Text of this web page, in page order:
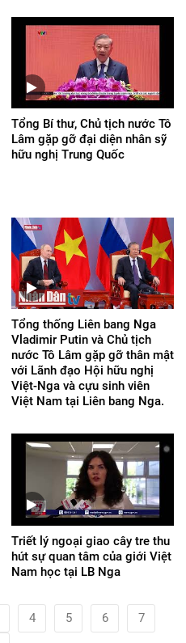
Tổng Bí thư, Chủ tịch nước Tô
Lâm gặp gỡ đại diện nhân sỹ
hữu nghị Trung Quốc
Tổng thống Liên bang Nga
Vladimir Putin và Chủ tịch
nước Tô Lâm gặp gỡ thân mật
với Lãnh đạo Hội hữu nghị
Việt-Nga và cựu sinh viên
Việt Nam tại Liên bang Nga.
Triết lý ngoại giao cây tre thu
hút sự quan tâm của giới Việt
Nam học tại LB Nga
4 5 6
7